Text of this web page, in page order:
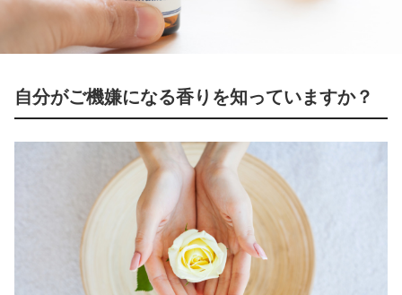
自分がご機嫌になる香りを知っていますか？